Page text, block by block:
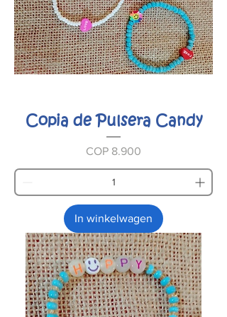
Copia de Pulsera Candy
Prijs
COP 8.900
In winkelwagen